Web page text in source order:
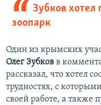
Зубков хотел
зоопарк
Один из крымских
Олег Зубков в
рассказал, что хотел
трудностях, с
своей работе, а также